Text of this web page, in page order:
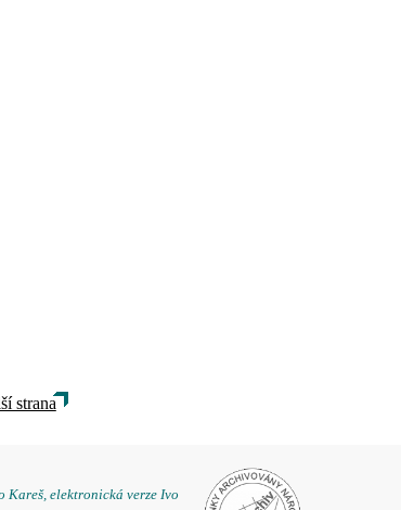
strana
Kareš, elektronická verze Ivo